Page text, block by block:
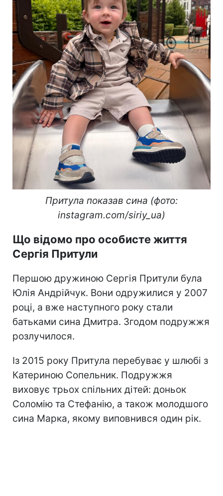
Притула показав сина (фото:
instagram.com/siriy_ua)
Що відомо про особисте життя
Сергія Притули
Першою дружиною Сергія Притули була
Юлія Андрійчук. Вони одружилися у 2007
році, а вже наступного року стали
батьками сина Дмитра. Згодом подружжя
розлучилося.
Із 2015 року Притула перебуває у шлюбі з
Катериною Сопельник. Подружжя
виховує трьох спільних дітей: доньок
Соломію та Стефанію, а також молодшого
сина Марка, якому виповнився один рік.